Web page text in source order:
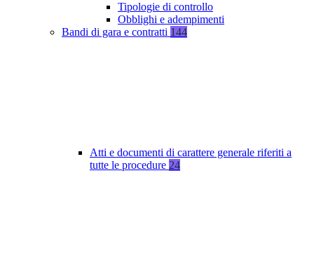
Tipologie di controllo
Obblighi e adempimenti
Bandi di gara e contratti 144
Atti e documenti di carattere generale riferiti a
tutte le procedure 24